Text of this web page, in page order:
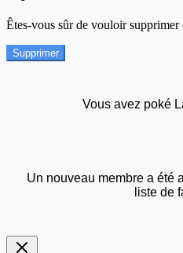
Êtes-vous sûr de vouloir
Supprimer
Vous avez poké
Un nouveau membre a été
liste de